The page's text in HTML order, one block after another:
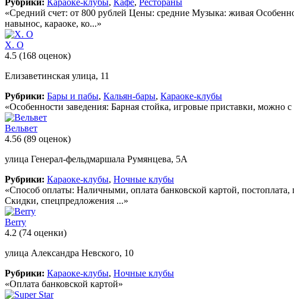
«Средний счет: от 800 рублей Цены: средние Музыка: живая
навынос, караоке, ко...»
X. O
4.5 (168 оценок)
Елизаветинская улица, 11
Рубрики: Бары и пабы, Кальян-бары, Караоке-клубы
«Особенности заведения: Барная стойка, игровые приставки, можно
Вельвет
4.56 (89 оценок)
улица Генерал-фельдмаршала Румянцева, 5А
Рубрики: Караоке-клубы, Ночные клубы
«Способ оплаты: Наличными, оплата банковской картой,
Скидки, спецпредложения ...»
Berry
4.2 (74 оценки)
улица Александра Невского, 10
Рубрики: Караоке-клубы, Ночные клубы
«Оплата банковской картой»